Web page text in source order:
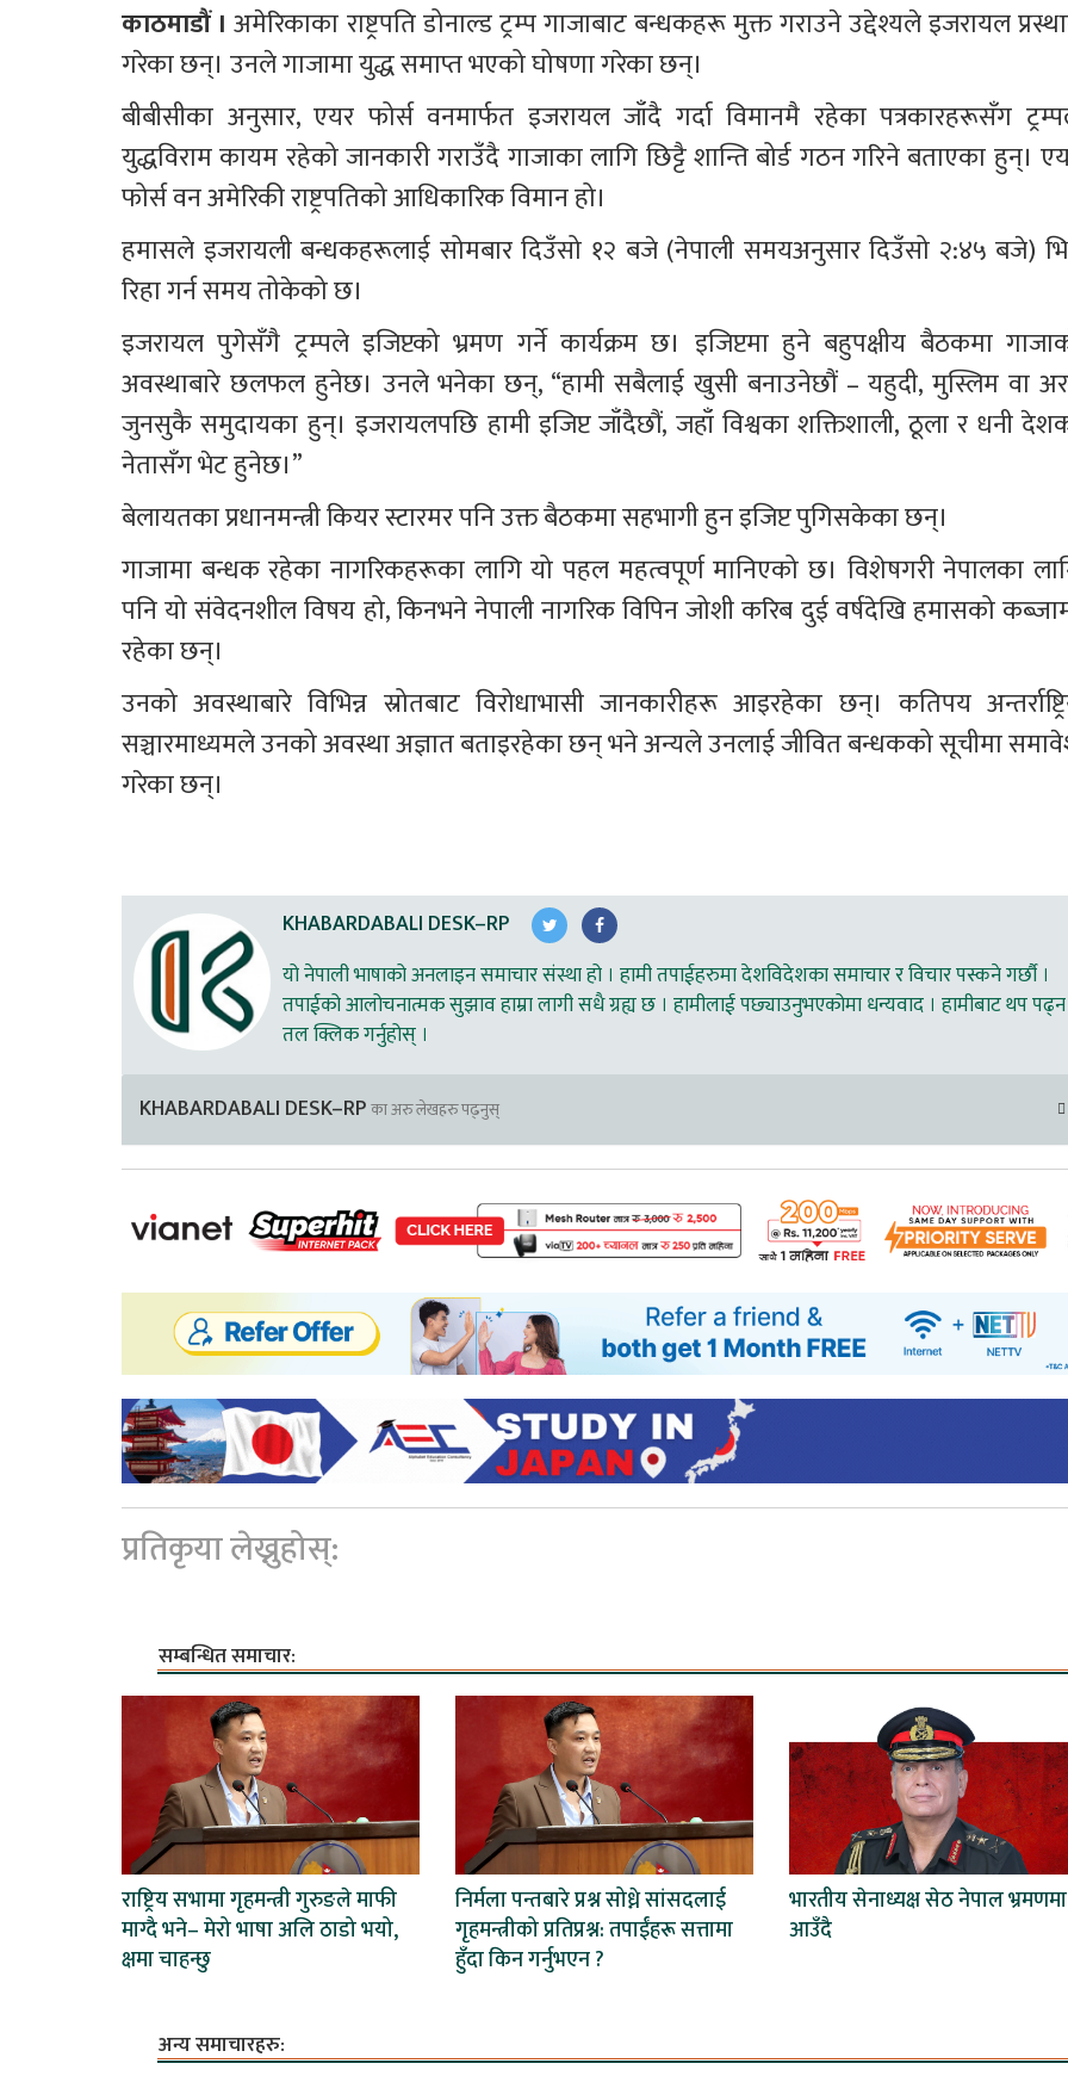
काठमाडौं । अमेरिकाका राष्ट्रपति डोनाल्ड ट्रम्प गाजाबाट बन्धकहरू मुक्त गराउने उद्देश्यले इजरायल
गरेका छन्। उनले गाजामा युद्ध समाप्त भएको घोषणा गरेका छन्।
बीबीसीका अनुसार, एयर फोर्स वनमार्फत इजरायल जाँदै गर्दा विमानमै रहेका पत्रकारहरूसँग
युद्धविराम कायम रहेको जानकारी गराउँदै गाजाका लागि छिट्टै शान्ति बोर्ड गठन गरिने बताएका हुन्।
फोर्स वन अमेरिकी राष्ट्रपतिको आधिकारिक विमान हो।
हमासले इजरायली बन्धकहरूलाई सोमबार दिउँसो १२ बजे (नेपाली समयअनुसार दिउँसो २:४५ बजे)
रिहा गर्न समय तोकेको छ।
इजरायल पुगेसँगै ट्रम्पले इजिप्टको भ्रमण गर्ने कार्यक्रम छ। इजिप्टमा हुने बहुपक्षीय बैठकमा
अवस्थाबारे छलफल हुनेछ। उनले भनेका छन्, “हामी सबैलाई खुसी बनाउनेछौं – यहुदी, मुस्लिम वा
जुनसुकै समुदायका हुन्। इजरायलपछि हामी इजिप्ट जाँदैछौं, जहाँ विश्वका शक्तिशाली, ठूला र धनी
नेतासँग भेट हुनेछ।”
बेलायतका प्रधानमन्त्री कियर स्टारमर पनि उक्त बैठकमा सहभागी हुन इजिप्ट पुगिसकेका छन्।
गाजामा बन्धक रहेका नागरिकहरूका लागि यो पहल महत्वपूर्ण मानिएको छ। विशेषगरी नेपालका
पनि यो संवेदनशील विषय हो, किनभने नेपाली नागरिक विपिन जोशी करिब दुई वर्षदेखि हमासको
रहेका छन्।
उनको अवस्थाबारे विभिन्न स्रोतबाट विरोधाभासी जानकारीहरू आइरहेका छन्। कतिपय
सञ्चारमाध्यमले उनको अवस्था अज्ञात बताइरहेका छन् भने अन्यले उनलाई जीवित बन्धकको सूचीमा
गरेका छन्।
KHABARDABALI DESK–RP
यो नेपाली भाषाको अनलाइन समाचार संस्था हो । हामी तपाईहरुमा देशविदेशका समाचार र विचार पस्कने गर्छौ ।
तपाईको आलोचनात्मक सुझाव हाम्रा लागी सधै ग्रह्य छ । हामीलाई पछ्याउनुभएकोमा धन्यवाद । हामीबाट थप पढ्न
तल क्लिक गर्नुहोस् ।
KHABARDABALI DESK–RPका अरु लेखहरु पढ्नुस्
प्रतिकृया लेख्नुहोस्:
सम्बन्धित समाचार:
राष्ट्रिय सभामा गृहमन्त्री गुरुङले माफी
माग्दै भने– मेरो भाषा अलि ठाडो भयो,
क्षमा चाहन्छु
निर्मला पन्तबारे प्रश्न सोध्ने सांसदलाई
गृहमन्त्रीको प्रतिप्रश्न: तपाईंहरू सत्तामा
हुँदा किन गर्नुभएन ?
भारतीय सेनाध्यक्ष सेठ नेपाल भ्रमणमा
आउँदै
अन्य समाचारहरु: